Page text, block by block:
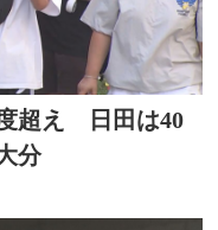
超え 日田は40
分